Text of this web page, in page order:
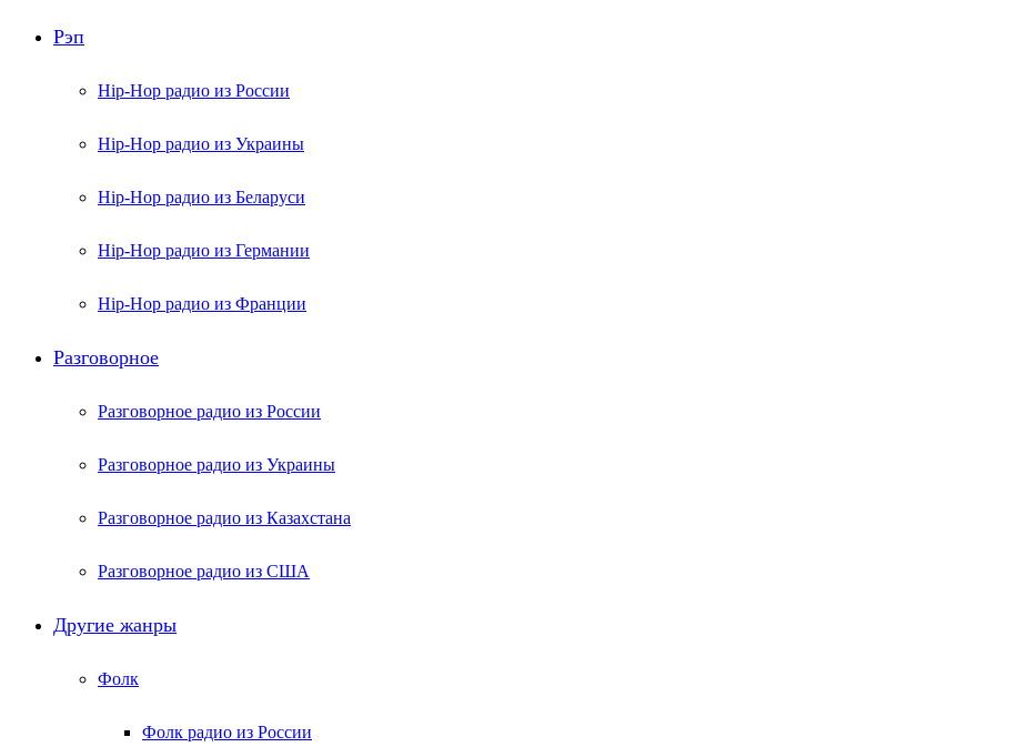
Рэп
Hip-Hop радио из России
Hip-Hop радио из Украины
Hip-Hop радио из Беларуси
Hip-Hop радио из Германии
Hip-Hop радио из Франции
Разговорное
Разговорное радио из России
Разговорное радио из Украины
Разговорное радио из Казахстана
Разговорное радио из США
Другие жанры
Фолк
Фолк радио из России